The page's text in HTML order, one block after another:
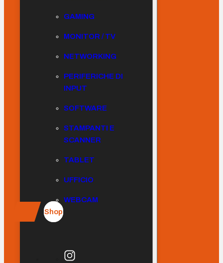
GAMING
MONITOR / TV
NETWORKING
PERIFERICHE DI
INPUT
SOFTWARE
STAMPANTI E
SCANNER
TABLET
UFFICIO
WEBCAM
Shop